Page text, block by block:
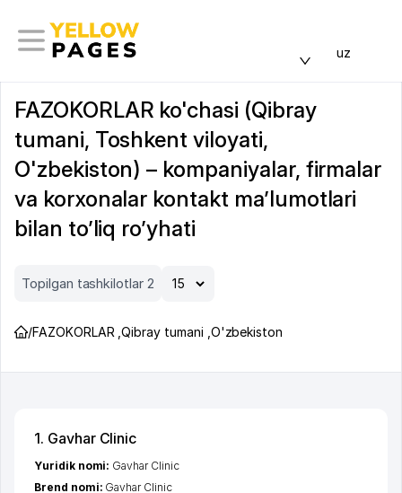
uz
FAZOKORLAR ko'chasi (Qibray
tumani, Toshkent viloyati,
O'zbekiston) – kompaniyalar, firmalar
va korxonalar kontakt ma’lumotlari
bilan to’liq ro’yhati
Topilgan tashkilotlar 2
/FAZOKORLAR ,Qibray tumani O'zbekiston
1. Gavhar Clinic
Yuridik nomi: Gavhar Clinic
Brend nomi: Gavhar Clinic